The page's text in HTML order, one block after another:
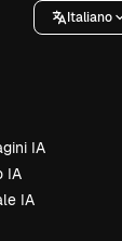
Italiano
IA
IA
IA